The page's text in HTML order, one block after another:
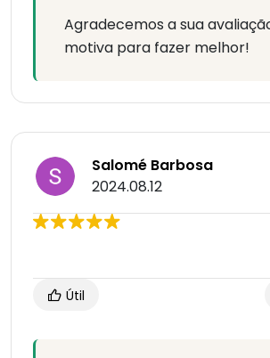
Agradecemos a sua
motiva para fazer melhor!
Salomé Barbosa
2024.08.12
Útil